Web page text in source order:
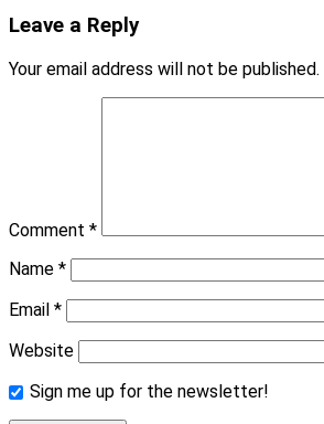
Leave a Reply
Your email address will not be published.
Comment *
Name *
Email *
Website
Sign me up for the newsletter!